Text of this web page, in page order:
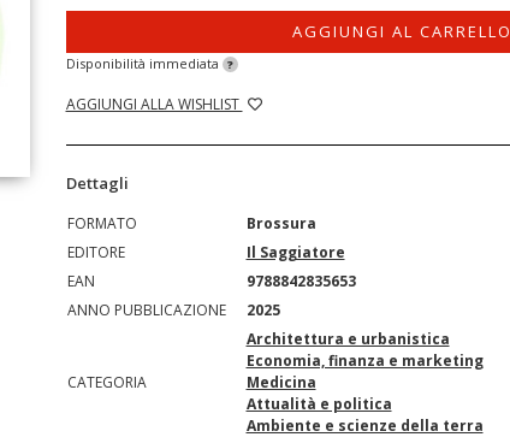
AGGIUNGI AL CARRELLO
Disponibilità immediata ?
AGGIUNGI ALLA WISHLIST
Dettagli
FORMATO
Brossura
EDITORE
Il Saggiatore
EAN
9788842835653
ANNO PUBBLICAZIONE
2025
CATEGORIA
Architettura e urbanistica
Economia, finanza e marketing
Medicina
Attualità e politica
Ambiente e scienze della terra